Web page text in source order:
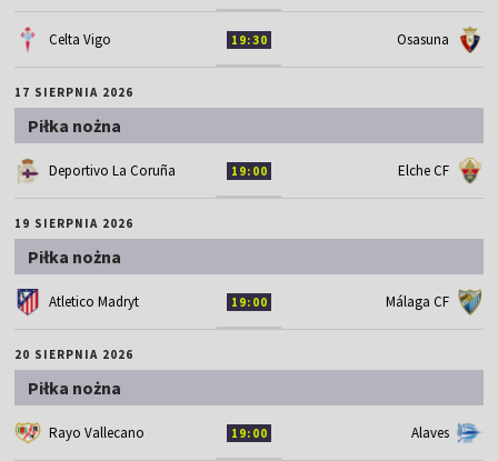
Celta Vigo 19:30 Osasuna
17 SIERPNIA 2026
Piłka nożna
Deportivo La Coruña 19:00 Elche CF
19 SIERPNIA 2026
Piłka nożna
Atletico Madryt 19:00 Málaga CF
20 SIERPNIA 2026
Piłka nożna
Rayo Vallecano 19:00 Alaves